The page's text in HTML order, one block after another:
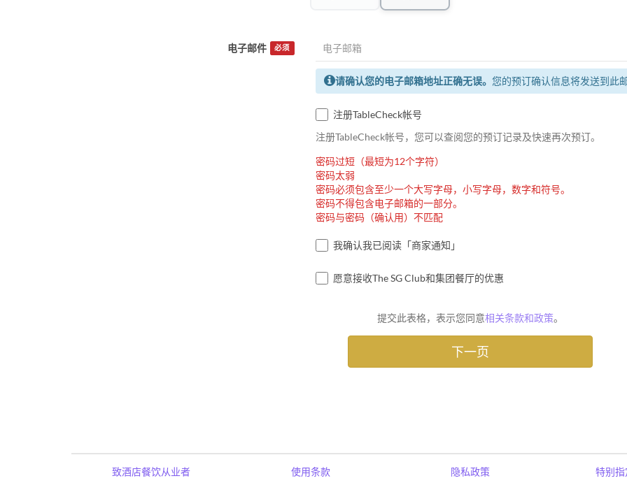
电子邮件 必须
请确认您的电子邮箱地址正确无误。 您的预订确认信息将发送到此
注册TableCheck帐号
注册TableCheck帐号，您可以查阅您的预订记录及快速再次预订。
密码过短（最短为12个字符）
密码太弱
密码必须包含至少一个大写字母，小写字母，数字和符号。
密码不得包含电子邮箱的一部分。
密码与密码（确认用）不匹配
我确认我已阅读「商家通知」
愿意接收The SG Club和集团餐厅的优惠
提交此表格，表示您同意相关条款和政策。
致酒店餐饮从业者 使用条款 隐私政策 特别